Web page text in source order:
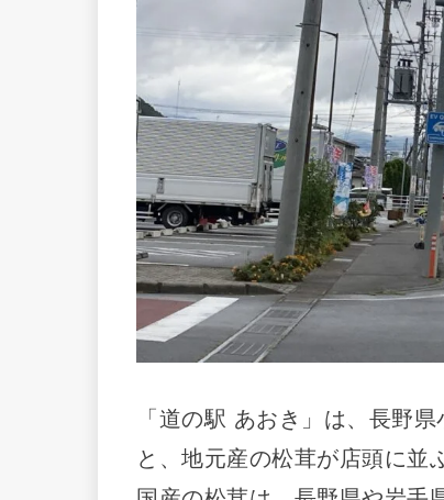
「道の駅 あおき」は、長野
と、地元産の松茸が店頭に並